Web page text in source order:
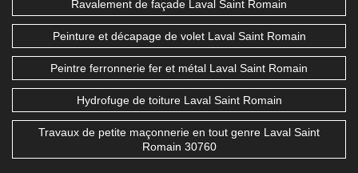
Ravalement de façade Laval Saint Romain
Peinture et décapage de volet Laval Saint Romain
Peintre ferronnerie fer et métal Laval Saint Romain
Hydrofuge de toiture Laval Saint Romain
Travaux de petite maçonnerie en tout genre Laval Saint
Romain 30760